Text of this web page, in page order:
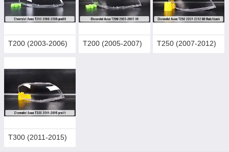
T200 (2003-2006) T200 (2005-2007) T250 (2007-2012)
T300 (2011-2015)